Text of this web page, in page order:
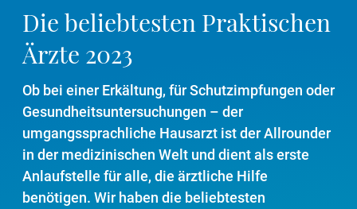
Die beliebtesten Praktischen
Ärzte 2023
Ob bei einer Erkältung, für Schutzimpfungen oder
Gesundheitsuntersuchungen – der
umgangssprachliche Hausarzt ist der Allrounder
in der medizinischen Welt und dient als erste
Anlaufstelle für alle, die ärztliche Hilfe
benötigen. Wir haben die beliebtesten